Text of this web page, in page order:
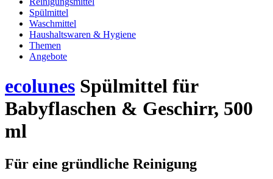
Spülmittel
Waschmittel
Haushaltswaren & Hygiene
Themen
Angebote
ecolunes Spülmittel für
Babyflaschen & Geschirr, 500
ml
Für eine gründliche Reinigung